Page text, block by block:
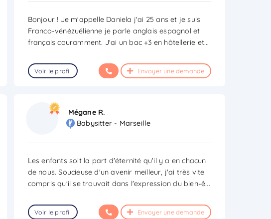
Bonjour ! Je m'appelle Daniela j'ai 25 ans et je suis
Franco-vénézuélienne je parle anglais espagnol et
français couramment. J'ai un bac +3 en hôtellerie et...
Voir le profil Envoyer une demande
Mégane R.
Babysitter - Marseille
Les enfants soit la part d'éternité qu'il y a en chacun
de nous. Soucieuse d'un avenir meilleur, j'ai très vite
compris qu'il se trouvait dans l'expression du bien-ê...
Voir le profil Envoyer une demande